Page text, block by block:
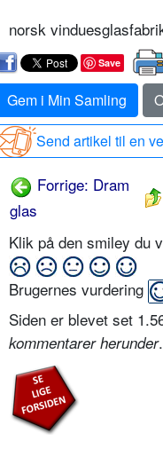
norsk
Save
Gem i Min Samling
Send artikel til en
Forrige: Dram
glas
Klik på den smiley du
Brugernes vurdering
Siden er blevet set
kommentarer herunder.